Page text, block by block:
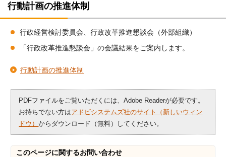
行動計画の推進体制
行政経営検討委員会、行政改革推進懇談会（外部組織）
「行政改革推進懇談会」の会議結果をご案内します。
行動計画の推進体制
PDFファイルをご覧いただくには、Adobe Readerが必要です。
お持ちでない方はアドビシステムズ社のサイト（新しいウィン
ドウ）からダウンロード（無料）してください。
このページに関するお問い合わせ